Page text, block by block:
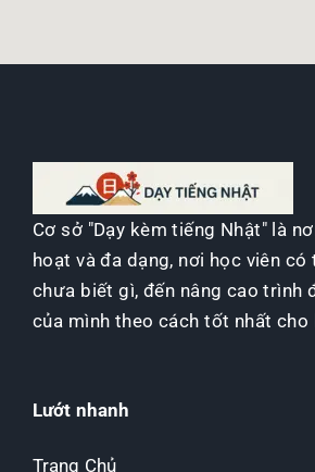
Cơ sở "Dạy kèm tiếng Nhật" là
hoạt và đa dạng, nơi học viên
chưa biết gì, đến nâng cao trình
của mình theo cách tốt nhất cho
Lướt nhanh
Trang Chủ